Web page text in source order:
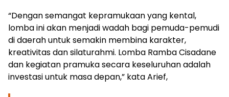
“Dengan semangat kepramukaan yang kental,
lomba ini akan menjadi wadah bagi pemuda-pemudi
di daerah untuk semakin membina karakter,
kreativitas dan silaturahmi. Lomba Ramba Cisadane
dan kegiatan pramuka secara keseluruhan adalah
investasi untuk masa depan,” kata Arief,